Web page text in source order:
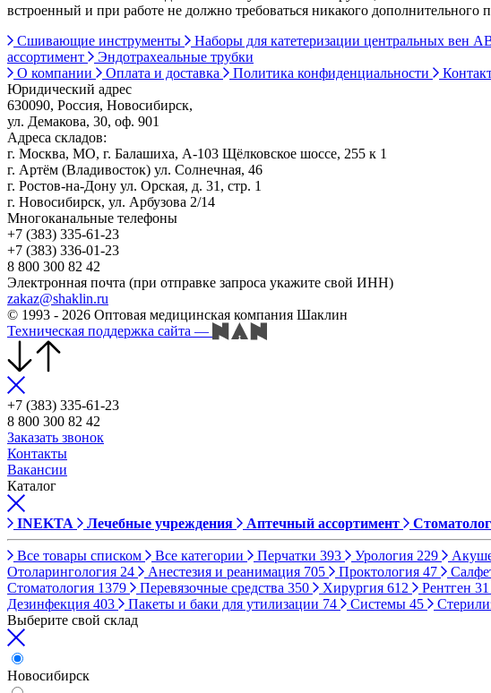
встроенный и при работе не должно требоваться никакого дополнительного
Сшивающие инструменты
Наборы для катетеризации центральных вен
ассортимент
Эндотрахеальные трубки
О компании
Оплата и доставка Политика конфиденциальности
Юридический адрес
630090, Россия, Новосибирск,
ул. Демакова, 30, оф. 901
Адреса складов:
г. Москва, МО, г. Балашиха, А-103 Щёлковское шоссе, 255 к 1
г. Артём (Владивосток) ул. Солнечная, 46
г. Ростов-на-Дону ул. Орская, д. 31, стр. 1
г. Новосибирск, ул. Арбузова 2/14
Многоканальные телефоны
+7 (383) 335-61-23
+7 (383) 336-01-23
8 800 300 82 42
Электронная почта (при отправке запроса укажите свой ИНН)
zakaz@shaklin.ru
© 1993 - 2026 Оптовая медицинская компания Шаклин
Техническая поддержка сайта —
+7 (383) 335-61-23
8 800 300 82 42
Заказать звонок
Контакты
Вакансии
Каталог
INEKTA Лечебные учреждения Аптечный ассортимент
Все товары списком Все категории Перчатки 393 Урология 229
Отоларингология 24 Анестезия и реанимация 705 Проктология 47
Стоматология 1379 Перевязочные средства 350 Хирургия 612 Рентген 31
Дезинфекция 403 Пакеты и баки для утилизации 74 Системы 45
Выберите свой склад
Новосибирск